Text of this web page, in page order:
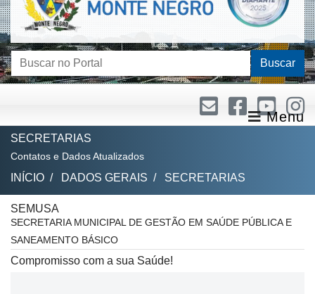
Buscar
SECRETARIAS
Contatos e Dados Atualizados
INÍCIO DADOS GERAIS SECRETARIAS
SEMUSA
SECRETARIA MUNICIPAL DE GESTÃO EM SAÚDE PÚBLICA E
SANEAMENTO BÁSICO
Compromisso com a sua Saúde!